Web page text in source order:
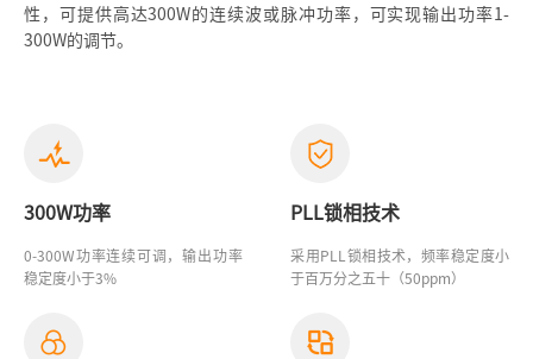
性，可提供高达300W的连续波或脉冲功率，可实现输出功率1-
300W的调节。
300W功率
0-300W功率连续可调，输出功率
稳定度小于3%
PLL锁相技术
采用PLL锁相技术，频率稳定度小
于百万分之五十（50ppm）